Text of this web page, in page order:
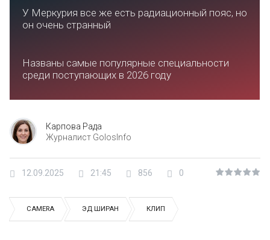
У Меркурия все же есть радиационный пояс, но
он очень странный
Названы самые популярные специальности
среди поступающих в 2026 году
Карпова Рада
Журналист GolosInfo
12.09.2025 21:45 856 0
CAMERA ЭД ШИРАН КЛИП